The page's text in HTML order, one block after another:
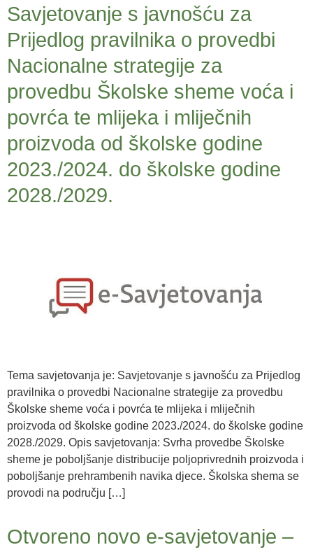
Savjetovanje s javnošću za
Prijedlog pravilnika o provedbi
Nacionalne strategije za
provedbu Školske sheme voća i
povrća te mlijeka i mliječnih
proizvoda od školske godine
2023./2024. do školske godine
2028./2029.
Tema savjetovanja je: Savjetovanje s javnošću za Prijedlog
pravilnika o provedbi Nacionalne strategije za provedbu
Školske sheme voća i povrća te mlijeka i mliječnih
proizvoda od školske godine 2023./2024. do školske godine
2028./2029. Opis savjetovanja: Svrha provedbe Školske
sheme je poboljšanje distribucije poljoprivrednih proizvoda i
poboljšanje prehrambenih navika djece. Školska shema se
provodi na području […]
Otvoreno novo e-savjetovanje –